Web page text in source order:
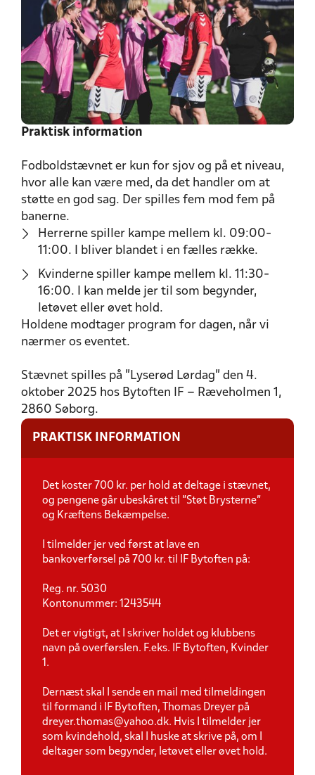
Praktisk information
Fodboldstævnet er kun for sjov og på et niveau,
hvor alle kan være med, da det handler om at
støtte en god sag. Der spilles fem mod fem på
banerne.
Herrerne spiller kampe mellem kl. 09:00-
11:00. I bliver blandet i en fælles række.
Kvinderne spiller kampe mellem kl. 11:30-
16:00. I kan melde jer til som begynder,
letøvet eller øvet hold.
Holdene modtager program for dagen, når vi
nærmer os eventet.
Stævnet spilles på ”Lyserød Lørdag” den 4.
oktober 2025 hos Bytoften IF – Ræveholmen 1,
2860 Søborg.
PRAKTISK INFORMATION
Det koster 700 kr. per hold at deltage i stævnet,
og pengene går ubeskåret til ”Støt Brysterne”
og Kræftens Bekæmpelse.
I tilmelder jer ved først at lave en
bankoverførsel på 700 kr. til IF Bytoften på:
Reg. nr. 5030
Kontonummer: 1243544
Det er vigtigt, at I skriver holdet og klubbens
navn på overførslen. F.eks. IF Bytoften, Kvinder
1.
Dernæst skal I sende en mail med tilmeldingen
til formand i IF Bytoften, Thomas Dreyer på
dreyer.thomas@yahoo.dk. Hvis I tilmelder jer
som kvindehold, skal I huske at skrive på, om I
deltager som begynder, letøvet eller øvet hold.